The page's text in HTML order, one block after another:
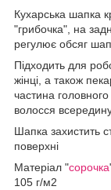
Кухарська шапка
"грибочка", на
регулює обсяг
Підходить для
жінці, а також
частина
волосся
Шапка захистить
поверхні
Матеріал "сорочка
105 г/м2